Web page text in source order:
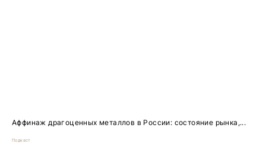
Аффинаж драгоценных металлов в России: состояние рынка,...
Подкаст